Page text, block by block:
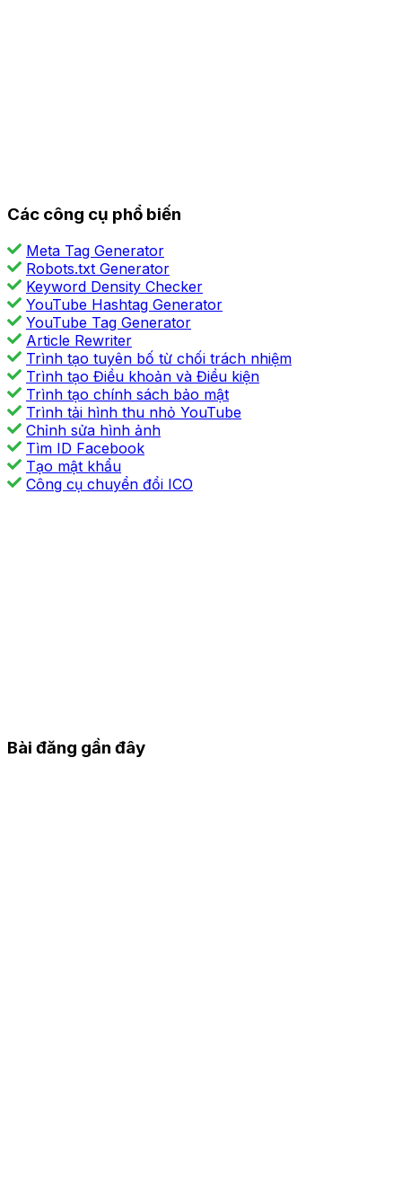
Các công cụ phổ biến
Meta Tag Generator
Robots.txt Generator
Keyword Density Checker
YouTube Hashtag Generator
YouTube Tag Generator
Article Rewriter
Trình tạo tuyên bố từ chối trách nhiệm
Trình tạo Điều khoản và Điều kiện
Trình tạo chính sách bảo mật
Trình tải hình thu nhỏ YouTube
Chỉnh sửa hình ảnh
Tìm ID Facebook
Tạo mật khẩu
Công cụ chuyển đổi ICO
Bài đăng gần đây